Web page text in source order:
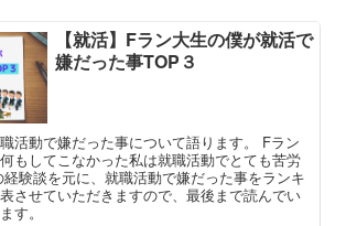
【就活】Fラン大生の僕が就活で
嫌だった事TOP３
活動で嫌だった事について語ります。 Fラン
もしてこなかった私は就職活動でとても苦労
験談を元に、就職活動で嫌だった事をランキ
させていただきますので、最後まで読んでい
す。